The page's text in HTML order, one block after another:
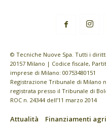
© Tecniche Nuove Spa. Tutti i
20157 Milano | Codice fiscale,
imprese di Milano: 00753480151
Registrazione Tribunale di Milano
registrata presso il Tribunale di
ROC n. 24344 dell’11 marzo 2014
Attualità Finanziamenti